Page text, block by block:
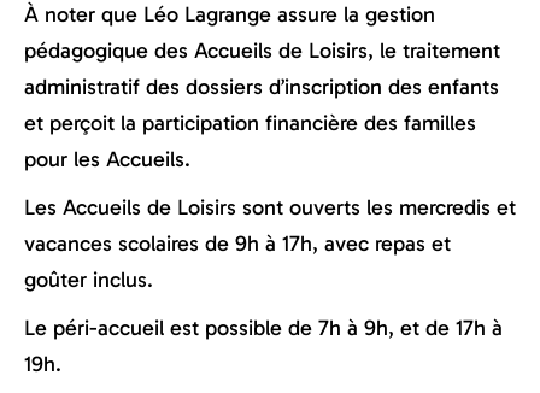
À noter que Léo Lagrange assure la gestion
pédagogique des Accueils de Loisirs, le traitement
administratif des dossiers d’inscription des enfants
et perçoit la participation financière des familles
pour les Accueils.
Les Accueils de Loisirs sont ouverts les mercredis et
vacances scolaires de 9h à 17h, avec repas et
goûter inclus.
Le péri-accueil est possible de 7h à 9h, et de 17h à
19h.